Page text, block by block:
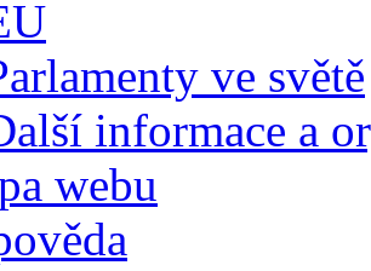
ve světě
informace a
webu